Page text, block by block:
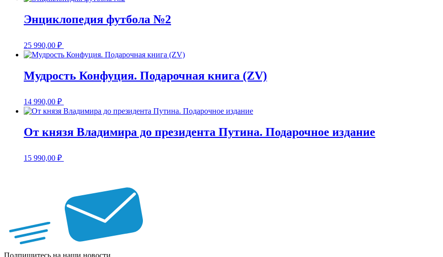
Энциклопедия футбола №2
25 990,00 ₽
Мудрость Конфуция. Подарочная книга (ZV)
14 990,00 ₽
От князя Владимира до президента Путина. Подарочное издание
15 990,00 ₽
Подпишитесь на наши новости,